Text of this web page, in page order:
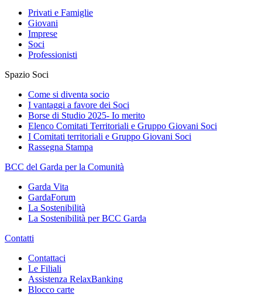
Privati e Famiglie
Giovani
Imprese
Soci
Professionisti
Spazio Soci
Come si diventa socio
I vantaggi a favore dei Soci
Borse di Studio 2025- Io merito
Elenco Comitati Territoriali e Gruppo Giovani Soci
I Comitati territoriali e Gruppo Giovani Soci
Rassegna Stampa
BCC del Garda per la Comunità
Garda Vita
GardaForum
La Sostenibilità
La Sostenibilità per BCC Garda
Contatti
Contattaci
Le Filiali
Assistenza RelaxBanking
Blocco carte